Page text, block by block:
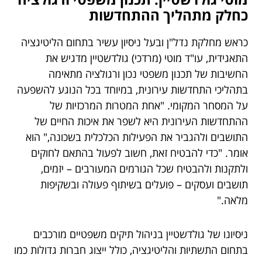
כחלק מתהליך ההתחדשות
כראש מחלקת נדל"ן ובעל ניסיון עשיר בתחום הליטיגציה
התאגידית, עו"ד מוטי (מרדכי) גולדשטיין מדגיש את
החשיבות של תכנון משפטי נכון ורגולציה מתאימה
בתהליכי התחדשות עירונית, במיוחד בכל הנוגע להשפעה
על המסחר המקומי. "אחת המטרות המרכזיות של
ההתחדשות העירונית היא לשפר את איכות החיים של
התושבים ולהגביר את הפעילות הכלכלית בשכונה," הוא
אומר. "כדי להבטיח זאת, חשוב לפעול בהתאם לחוקים
ולתקנות ולהבטיח שכל הגורמים המעורבים – יזמים,
תושבים ועסקים – פועלים בשיתוף פעולה ובשקיפות
מלאה."
ניסיונו של גולדשטיין בניהול תיקים משפטיים מורכבים
בתחום התשתיות והליטיגציה, כולל ייצוג חברות גדולות כמו